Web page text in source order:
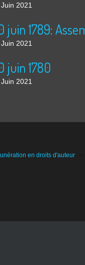
2021
2021
juin 1780
2021
en droits d'auteur